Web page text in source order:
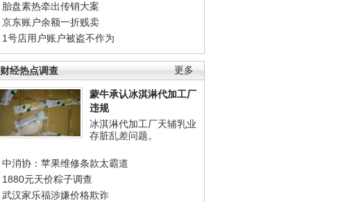
胎盘素热牵出传销大案
京东账户余额一折贱卖
1号店用户账户被盗不作为
更多
财经热点调查
蒙牛承认冰淇淋代加工厂
违规
冰淇淋代加工厂天辅乳业
存脏乱差问题。
中消协：苹果维修条款太霸道
1880元天价粽子调查
武汉家乐福涉嫌价格欺诈